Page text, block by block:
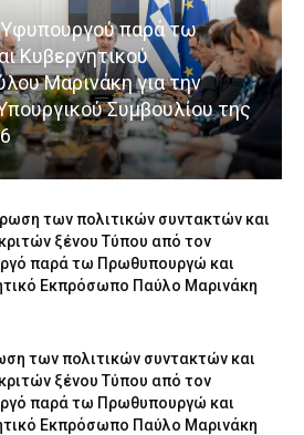
παρά τω
Κυβερνητικού
Μαρινάκη για την
Συμβουλίου της
των πολιτικών συντακτών και
ξένου Τύπου από τον
παρά τω Πρωθυπουργώ και
Εκπρόσωπο Παύλο Μαρινάκη
των πολιτικών συντακτών και
ξένου Τύπου από τον
παρά τω Πρωθυπουργώ και
Εκπρόσωπο Παύλο Μαρινάκη